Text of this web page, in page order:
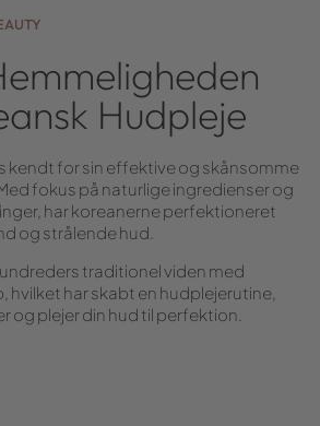
Hudpleje
kendt for sin effektive og skånsomme
fokus på naturlige ingredienser og
har koreanerne perfektioneret
og strålende hud.
traditionel viden med
hvilket har skabt en hudplejerutine,
og plejer din hud til perfektion.